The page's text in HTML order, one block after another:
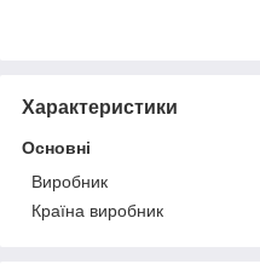
Характеристики
Основні
Виробник
Країна виробник